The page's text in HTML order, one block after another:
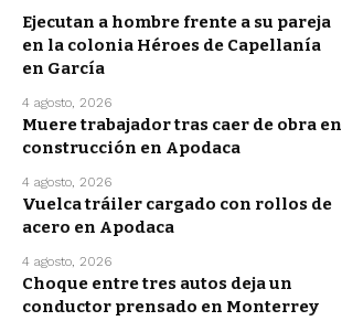
Ejecutan a hombre frente a su pareja
en la colonia Héroes de Capellanía
en García
4 agosto, 2026
Muere trabajador tras caer de obra en
construcción en Apodaca
4 agosto, 2026
Vuelca tráiler cargado con rollos de
acero en Apodaca
4 agosto, 2026
Choque entre tres autos deja un
conductor prensado en Monterrey